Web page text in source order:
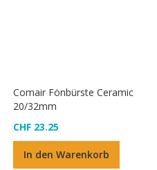
Comair Fönbürste Ceramic
20/32mm
CHF 23.25
In den Warenkorb